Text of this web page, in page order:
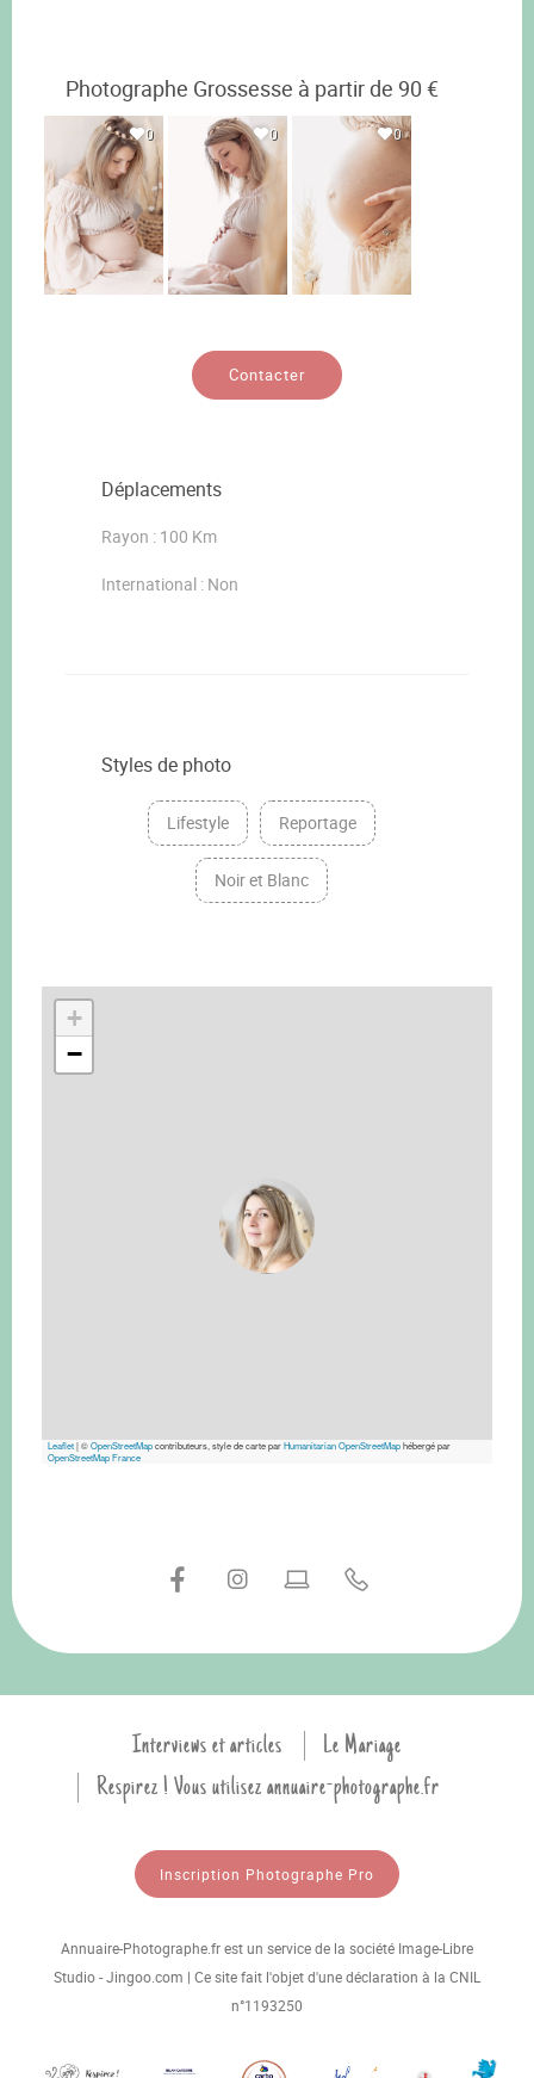
Photographe Grossesse à partir de 90 €
0 0 0
Contacter
Déplacements
Rayon : 100 Km
International : Non
Styles de photo
Lifestyle Reportage
Noir et Blanc
+
−
Leaflet|©OpenStreetMapcontributeurs, style de carte parHumanitarian OpenStreetMaphébergé par
OpenStreetMap France
Interviews et articles
Le Mariage
Respirez ! Vous utilisez annuaire-photographe.fr
Inscription Photographe Pro
Annuaire-Photographe.fr est un service de la société Image-Libre
Studio - Jingoo.com | Ce site fait l'objet d'une déclaration à la CNIL
n°1193250